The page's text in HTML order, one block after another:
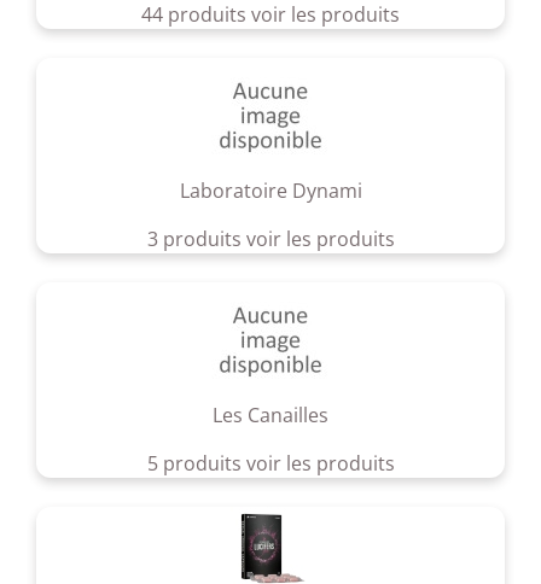
44 produits voir les produits
Laboratoire Dynami
3 produits voir les produits
Les Canailles
5 produits voir les produits